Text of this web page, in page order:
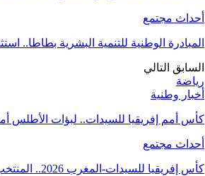
أحداث مجتمع
المبادرة الوطنية للتنمية البشرية بطاطا..
السابق التالي
رياضة
أخبار وطنية
كأس أمم إفريقيا للسيدات.. لبؤات الأطلس
أحداث مجتمع
كأس إفريقيا للسيدات-المغرب 2026.. المنتخب المغربي يتأهل إلى ربع النهائي عقب تعادله مع…